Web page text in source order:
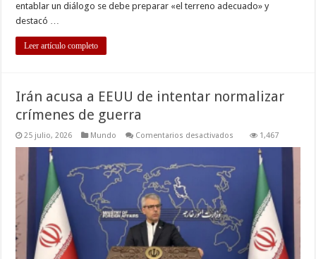
entablar un diálogo se debe preparar «el terreno adecuado» y
destacó …
Leer artículo completo
Irán acusa a EEUU de intentar normalizar
crímenes de guerra
25 julio, 2026 Mundo Comentarios desactivados
EEUU
normalizar
crímenes
de
guerra
1,467